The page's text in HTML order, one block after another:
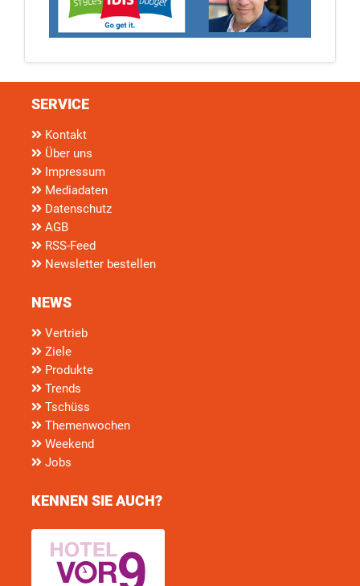
SERVICE
Kontakt
Über uns
Impressum
Mediadaten
Datenschutz
AGB
RSS-Feed
Newsletter bestellen
NEWS
Vertrieb
Ziele
Produkte
Trends
Tschüss
Themenwochen
Weekend
Jobs
KENNEN SIE AUCH?